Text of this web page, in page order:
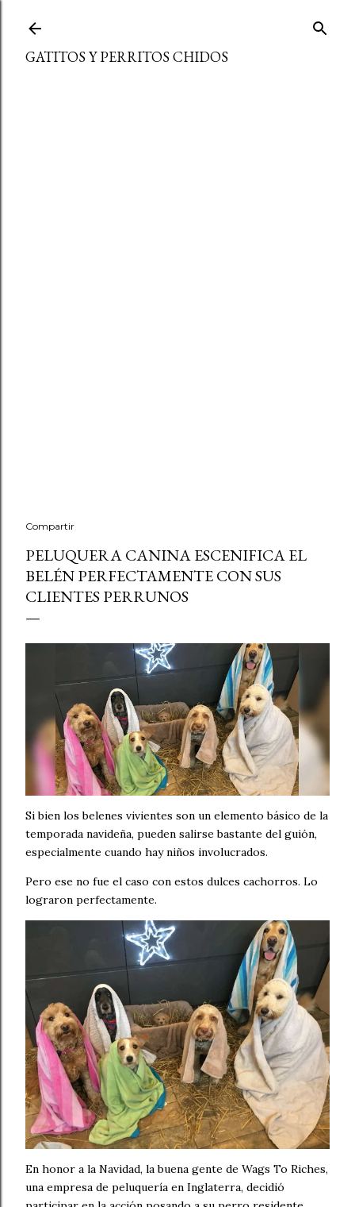
GATITOS Y PERRITOS CHIDOS
Compartir
PELUQUERA CANINA ESCENIFICA EL
BELÉN PERFECTAMENTE CON SUS
CLIENTES PERRUNOS
Si bien los belenes vivientes son un elemento básico de la
temporada navideña, pueden salirse bastante del guión,
especialmente cuando hay niños involucrados.
Pero ese no fue el caso con estos dulces cachorros. Lo
lograron perfectamente.
En honor a la Navidad, la buena gente de Wags To Riches,
una empresa de peluquería en Inglaterra, decidió